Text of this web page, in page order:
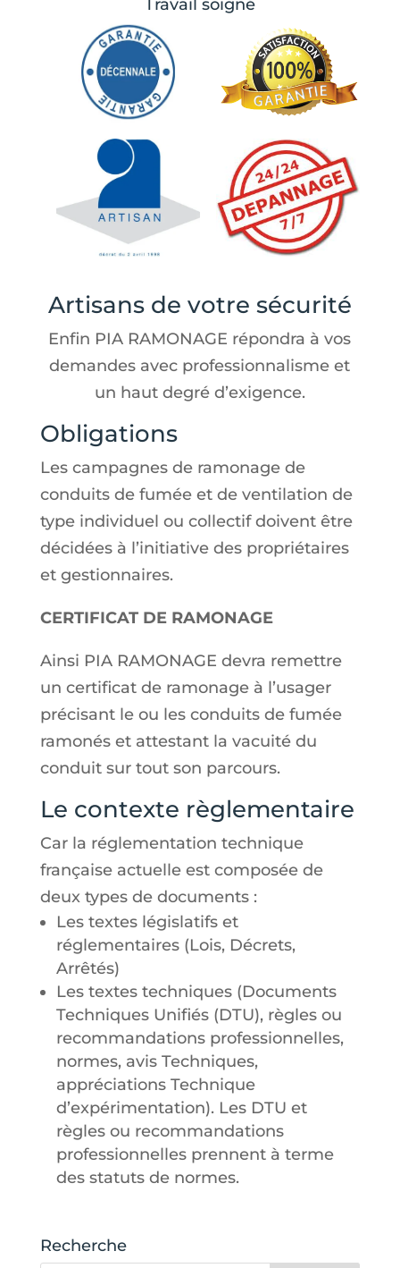
Travail soigné
Artisans de votre sécurité
Enfin PIA RAMONAGE répondra à vos
demandes avec professionnalisme et
un haut degré d’exigence.
Obligations
Les campagnes de ramonage de
conduits de fumée et de ventilation de
type individuel ou collectif doivent être
décidées à l’initiative des propriétaires
et gestionnaires.
CERTIFICAT DE RAMONAGE
Ainsi PIA RAMONAGE devra remettre
un certificat de ramonage à l’usager
précisant le ou les conduits de fumée
ramonés et attestant la vacuité du
conduit sur tout son parcours.
Le contexte règlementaire
Car la réglementation technique
française actuelle est composée de
deux types de documents :
Les textes législatifs et
réglementaires (Lois, Décrets,
Arrêtés)
Les textes techniques (Documents
Techniques Unifiés (DTU), règles ou
recommandations professionnelles,
normes, avis Techniques,
appréciations Technique
d’expérimentation). Les DTU et
règles ou recommandations
professionnelles prennent à terme
des statuts de normes.
Recherche